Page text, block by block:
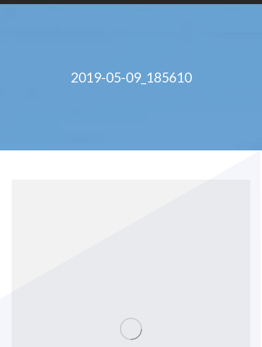
2019-05-09_185610